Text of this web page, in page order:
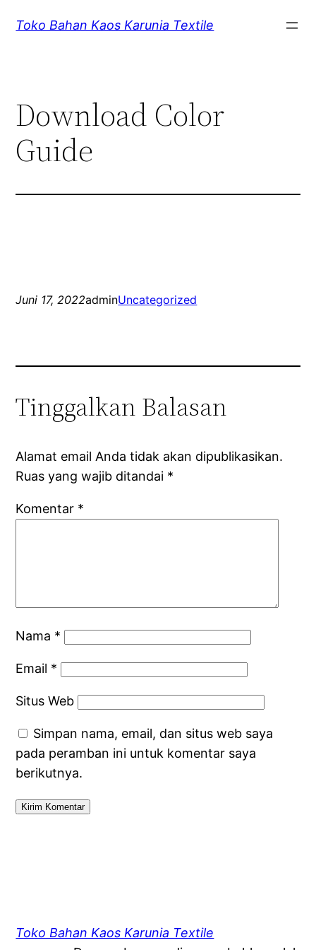
Toko Bahan Kaos Karunia Textile
Download Color
Guide
Juni 17, 2022adminUncategorized
Tinggalkan Balasan
Alamat email Anda tidak akan dipublikasikan.
Ruas yang wajib ditandai *
Komentar *
Nama *
Email *
Situs Web
Simpan nama, email, dan situs web saya
pada peramban ini untuk komentar saya
berikutnya.
Toko Bahan Kaos Karunia Textile